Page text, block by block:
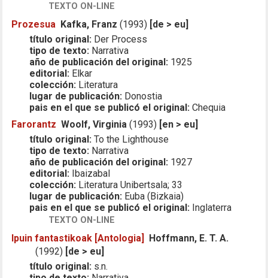
TEXTO ON-LINE
Prozesua Kafka, Franz (1993) [de > eu]
título original: Der Process
tipo de texto: Narrativa
año de publicación del original: 1925
editorial: Elkar
colección: Literatura
lugar de publicación: Donostia
pais en el que se publicó el original: Chequia
Farorantz Woolf, Virginia (1993) [en > eu]
título original: To the Lighthouse
tipo de texto: Narrativa
año de publicación del original: 1927
editorial: Ibaizabal
colección: Literatura Unibertsala; 33
lugar de publicación: Euba (Bizkaia)
pais en el que se publicó el original: Inglaterra
TEXTO ON-LINE
Ipuin fantastikoak [Antologia]
Hoffmann, E. T. A.
(1992) [de > eu]
título original: s.n.